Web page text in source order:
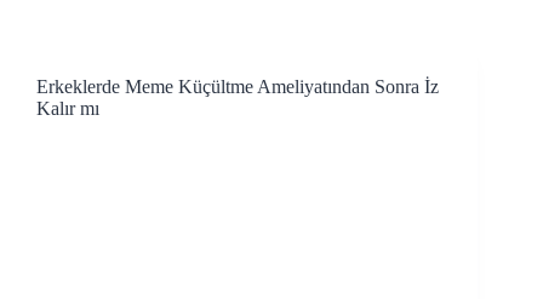
Erkeklerde Meme Küçültme Ameliyatından Sonra İz
Kalır mı